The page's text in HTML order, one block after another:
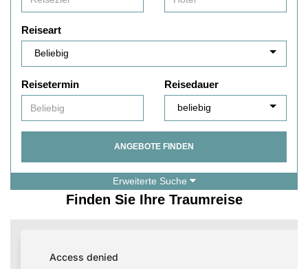
Reiseart
Reisetermin Reisedauer
ANGEBOTE FINDEN
Erweiterte Suche
Finden Sie Ihre Traumreise